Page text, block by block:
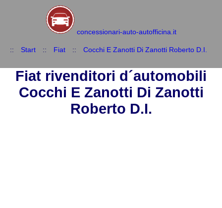
concessionari-auto-autofficina.it
:: Start :: Fiat :: Cocchi E Zanotti Di Zanotti Roberto D.I.
Fiat rivenditori d´automobili
Cocchi E Zanotti Di Zanotti
Roberto D.I.